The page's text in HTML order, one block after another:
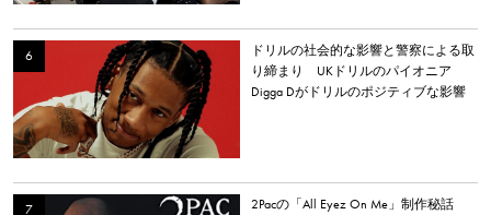
ドリルの社会的な影響と警察による取
り締まり UKドリルのパイオニア
Digga Dがドリルのポジティブな影響
2Pacの「All Eyez On Me」制作秘話